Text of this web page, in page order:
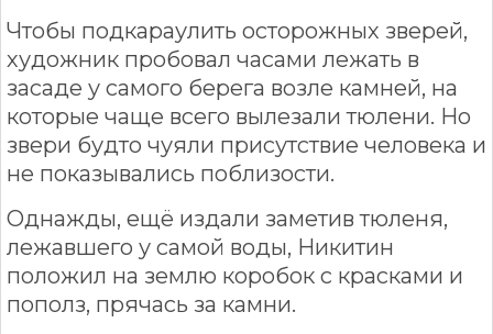
Чтобы подкараулить осторожных зверей,
художник пробовал часами лежать в
засаде у самого берега возле камней, на
которые чаще всего вылезали тюлени. Но
звери будто чуяли присутствие человека и
не показывались поблизости.
Однажды, ещё издали заметив тюленя,
лежавшего у самой воды, Никитин
положил на землю коробок с красками и
пополз, прячась за камни.